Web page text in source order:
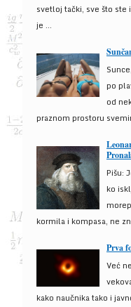
svetloj tački, sve što
je ...
po
od
praznom prostoru
Pišu:
ko
kormila i kompasa, ne
Prva
Već
kako naučnika tako i